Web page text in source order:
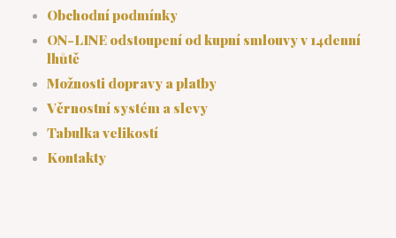
Obchodní podmínky
ON-LINE odstoupení od kupní smlouvy v 14denní
lhůtě
Možnosti dopravy a platby
Věrnostní systém a slevy
Tabulka velikostí
Kontakty